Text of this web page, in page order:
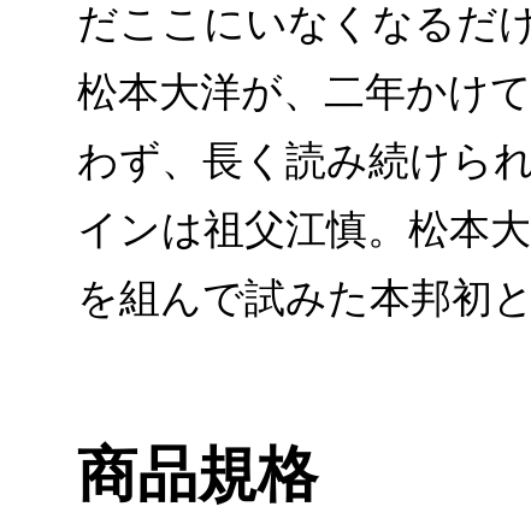
だここにいなくなるだ
松本大洋が、二年かけ
わず、長く読み続けら
インは祖父江慎。松本
を組んで試みた本邦初
商品規格